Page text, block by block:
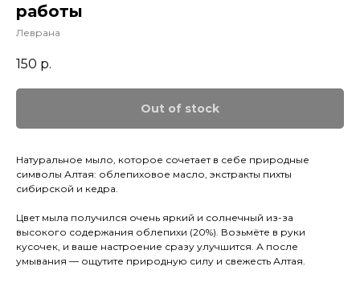
работы
Леврана
150 р.
Out of stock
Натуральное мыло, которое сочетает в себе природные
символы Алтая: облепиховое масло, экстракты пихты
сибирской и кедра.
Цвет мыла получился очень яркий и солнечный из-за
высокого содержания облепихи (20%). Возьмёте в руки
кусочек, и ваше настроение сразу улучшится. А после
умывания — ощутите природную силу и свежесть Алтая.